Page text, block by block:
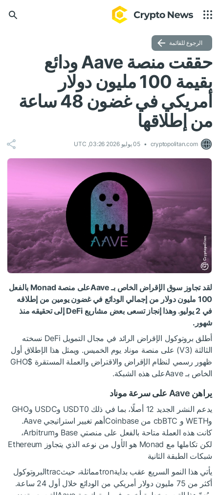
الرجوع للقائمة
حققت منصة Aave ودائع
بقيمة 100 مليون دولار
أمريكي في غضون 48 ساعة
من إطلاقها
cryptopolitan.com 05 يوليو 2026 03:26, UTC
لقد تجاوز سوق الإقراض الخاص بـ Aaveعلى منصة Monad بالفعل
100 مليون دولار من إجمالي الودائع في غضون يومين من إطلاقه
في 2 يوليو. وهذا إنجاز تسعى بعض مشاريع DeFi إلى تحقيقه منذ
شهور.
أطلق بروتوكول الإقراض الرائد في مجال التمويل DeFi نسخته
الثالثة (V3) على منصة موناد يوم الخميس. ويمثل هذا الإطلاق أول
ظهور رسمي لنظام الإقراض والاقتراض والعملة المستقرة$GHO
الخاص بـ Aaveعلى هذه الشبكة.
يراهن Aave على سرعة موناد
يدعم النشر الجديد 12 أصلًا، بما في ذلك USDT0 وUSDC وGHO
وWETH و cbBTC من Coinbaseأهم تغيير استراتيجي Aave.
كانت هذه العملة متاحة بالفعل على منصتي Base وArbitrum،
لكن تكاملها مع Monad هو الأول من نوعه الذي يتجاوز Ethereum
شبكات الطبقة الثانية
يأتي هذا النمو السريع عقب بدايةtronمماثلة، حيثtracالبروتوكول
أكثر من 75 مليون دولار أمريكي من الودائع خلال أول 24 ساعة.